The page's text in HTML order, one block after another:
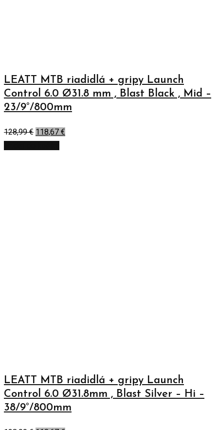
LEATT MTB riadidlá + gripy Launch
Control 6.0 Ø31.8 mm , Blast Black , Mid –
23/9°/800mm
128,99€ 118,67 €
LEATT MTB riadidlá + gripy Launch
Control 6.0 Ø31.8mm , Blast Silver – Hi –
38/9°/800mm